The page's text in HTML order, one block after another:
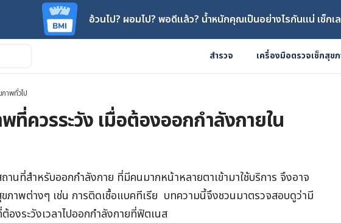
อ้วนไป? ผอมไป? พอดีแล้ว? น้ำหนักคุณเป็นอย่างไรกันแน่ เช็กเ
สำรวจ เครื่องมือตรวจเช็กสุข
าพทั่วไป
ควรระวัง เมื่อต้องออกกำลังกายใน
านที่สำหรับออกกำลังกาย ที่มีคนมากหน้าหลายตาเข้ามาใช้บริการ จึงอาจ
ภาพต่างๆ เช่น การติดเชื้อแบคทีเรีย บทความนี้จึงชวนมาตรวจสอบดูว่ามี
องระวังเวลาไปออกกำลังกายที่ฟิตเนส